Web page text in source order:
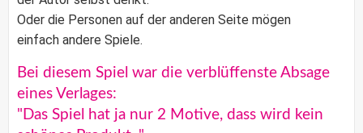
Oder die Personen auf der anderen Seite mögen
einfach andere Spiele.
Bei diesem Spiel war die verblüffenste Absage
eines Verlages:
"Das Spiel hat ja nur 2 Motive, dass wird kein